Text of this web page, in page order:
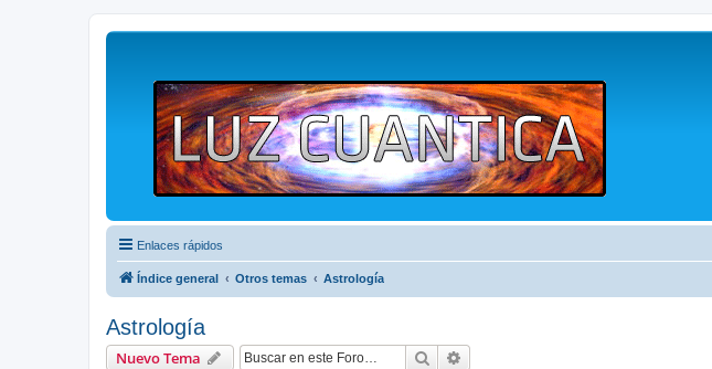
Enlaces rápidos
Índice general Otros temas Astrología
Astrología
Nuevo Tema Buscar